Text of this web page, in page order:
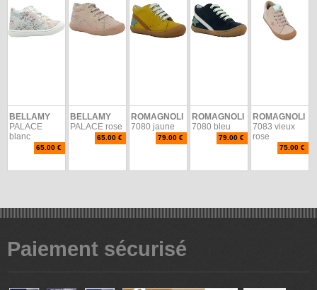
BELLAMY
PALACE
blanc
65.00 €
BELLAMY
PALACE rose
65.00 €
ROMAGNOLI
7080 jaune
79.00 €
ROMAGNOLI
7080 bleu
79.00 €
ROMAGNOLI
7083 vieux
rose
75.00 €
Paiement sécurisé